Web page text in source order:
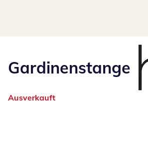
Gardinenstange
Ausverkauft